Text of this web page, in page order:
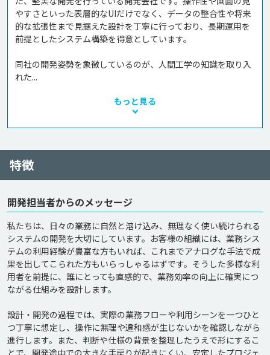
やすさといった表層的なUIだけでなく、データの整合性や将来
的な拡張性まで見据えた設計を丁寧に行っており、長期運用を
前提としたシステム構築を得意としています。
同社の開発姿勢を象徴しているのが、人間工学の知識を取り入
れた...
もっと見る
特徴
開発担当者からのメッセージ
私たちは、日々の業務に自然と溶け込み、無理なく使い続けられる
システムの開発を大切にしています。お客様の組織には、業務シス
テムの利用経験が豊富な方もいれば、これまでアナログな手法で成
果を出してこられた方もいらっしゃるはずです。そうした多様な利
用者を前提に、誰にとっても直感的で、業務効率の向上に確実につ
ながる仕組みを設計します。
設計・開発の過程では、実際の業務フローや利用シーンを一つひと
つ丁寧に想定し、操作に無理や違和感が生じないかを確認しながら
進行します。また、判断や仕様の背景を整理したうえで形にするこ
とで、開発途中での大きな手戻りが起きにくい、安定したプロジェ